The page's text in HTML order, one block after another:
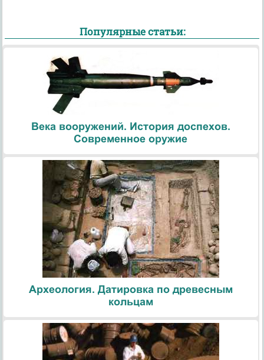
Популярные статьи:
Века вооружений. История доспехов.
Современное оружие
Археология. Датировка по древесным
кольцам